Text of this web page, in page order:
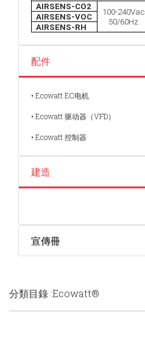
AIRSENS-CO2
100-240Vac
50/60Hz
AIRSENS-VOC
AIRSENS-RH
配件
• Ecowatt EC电机
• Ecowatt 驱动器（VFD）
• Ecowatt 控制器
建造
宣傳冊
分類目錄 :Ecowatt®